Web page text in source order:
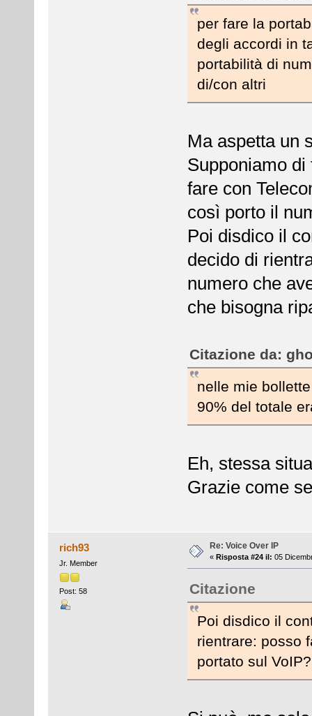
per fare la
degli accordi in
portabilità di
di/con altri
Ma aspetta un
Supponiamo
fare con
così porto il
Poi disdico il
decido di
numero che
che bisogna
Citazione da:
nelle mie
90% del totale
Eh, stessa
Grazie come
rich93
Jr. Member
Post: 58
Re: Voice Over IP
« Risposta #24 il: 05
Citazione
Poi disdico il
rientrare: posso
portato sul VoIP?